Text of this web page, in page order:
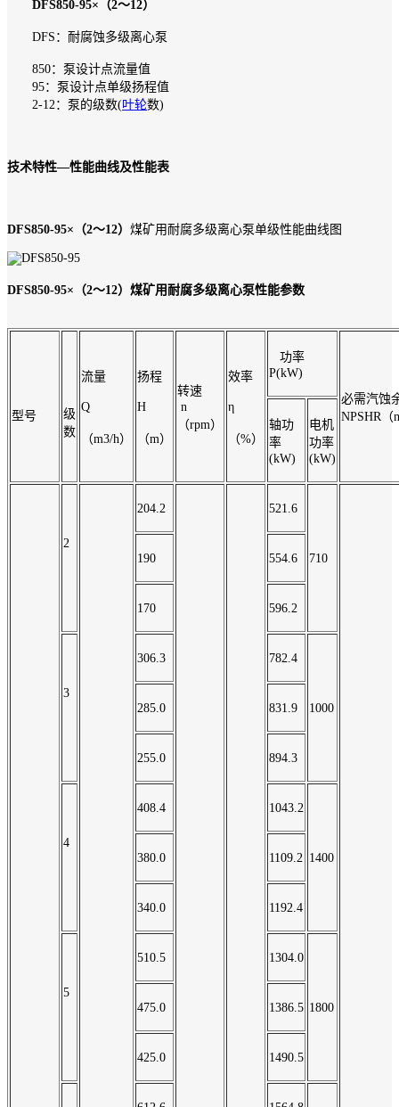
DFS850-95×（2～12）
DFS：耐腐蚀多级离心泵
850：泵设计点流量值
95：泵设计点单级扬程值
2-12：泵的级数(叶轮数)
技术特性—性能曲线及性能表
DFS850-95×（2～12） 煤矿用耐腐多级离心泵单级性能曲线图
DFS850-95×（2～12）煤矿用耐腐多级离心泵性能参数
型号
级
数
流量
Q
（m3/h）
扬程
H
（m）
转速
n
（rpm）
效率
η
（%）
功率
P(kW)
必需汽蚀
NPSHR（
轴功
率
(kW)
电机
功率
(kW)
2
204.2 521.6
710
190 554.6
170 596.2
3
306.3 782.4
1000
285.0 831.9
255.0 894.3
4
408.4 1043.2
1400
380.0 1109.2
340.0 1192.4
5
510.5 1304.0
1800
475.0 1386.5
425.0 1490.5